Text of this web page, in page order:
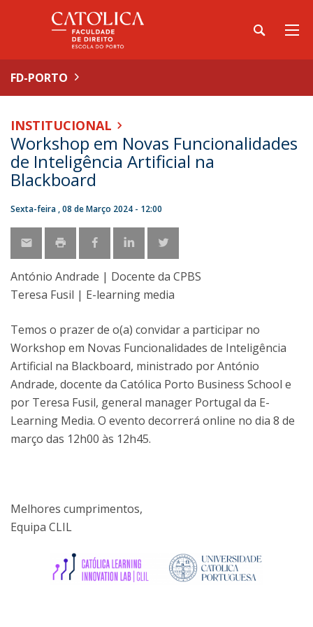
FD-PORTO
INSTITUCIONAL
Workshop em Novas Funcionalidades
de Inteligência Artificial na
Blackboard
Sexta-feira , 08 de Março 2024 - 12:00
António Andrade | Docente da CPBS
Teresa Fusil | E-learning media
Temos o prazer de o(a) convidar a participar no
Workshop em Novas Funcionalidades de Inteligência
Artificial na Blackboard, ministrado por António
Andrade, docente da Católica Porto Business School e
por Teresa Fusil, general manager Portugal da E-
Learning Media. O evento decorrerá online no dia 8 de
março das 12h00 às 12h45.
Melhores cumprimentos,
Equipa CLIL